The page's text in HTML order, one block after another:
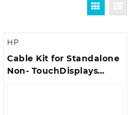
HP
Cable Kit for Standalone
Non- TouchDisplays